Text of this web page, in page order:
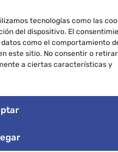
tecnologías como las
del dispositivo. El
como el comportamiento
este sitio. No consentir o
a ciertas características y